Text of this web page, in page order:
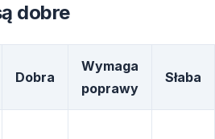
dobre
Dobra
Wymaga
poprawy
Słaba